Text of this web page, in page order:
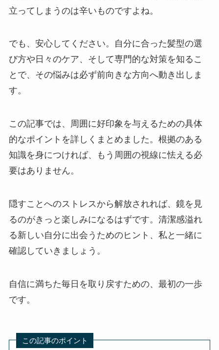
立ってしまうのは辛いものですよね。
でも、安心してください。自分に合った髪型の選
び方や日々のケア、そして専門的な対策を知るこ
とで、その悩みは必ず前向きな方向へ動き出しま
す。
この記事では、周囲に好印象を与えるための具体
的なポイントを詳しくまとめました。根拠のある
知識を身につければ、もう周囲の視線に怯える必
要はありません。
隠すことへのストレスから解放されれば、鏡を見
るのがきっと楽しみになるはずです。清潔感溢れ
る新しい自分に出会うためのヒント、私と一緒に
確認していきましょう。
自信に満ちた毎日を取り戻すための、最初の一歩
です。
この記事のポイント